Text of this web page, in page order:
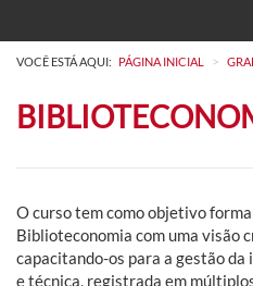
VOCÊ ESTÁ AQUI: PÁGINA INICIAL >
O curso tem como objetivo
Biblioteconomia com uma visão
capacitando-os para a gestão
e técnica, registrada em